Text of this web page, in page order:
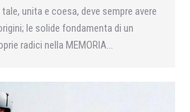
unita e coesa, deve sempre avere
le solide fondamenta di un
radici nella MEMORIA…